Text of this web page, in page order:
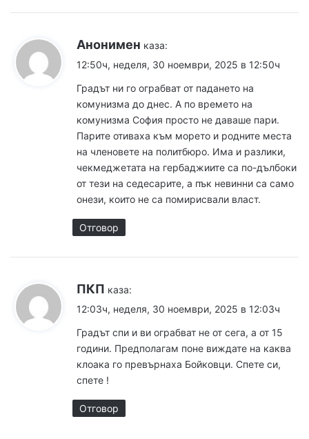
Анонимен каза:
12:50ч, неделя, 30 ноември, 2025 в 12:50ч
Градът ни го ограбват от падането на
комунизма до днес. А по времето на
комунизма София просто не даваше пари.
Парите отиваха към морето и родните места
на членовете на политбюро. Има и разлики,
чекмеджетата на гербаджиите са по-дълбоки
от тези на седесарите, а пък невинни са само
онези, които не са помирисвали власт.
Отговор
ПКП каза:
12:03ч, неделя, 30 ноември, 2025 в 12:03ч
Градът спи и ви ограбват не от сега, а от 15
години. Предполагам поне виждате на каква
клоака го превърнаха Бойковци. Спете си,
спете !
Отговор